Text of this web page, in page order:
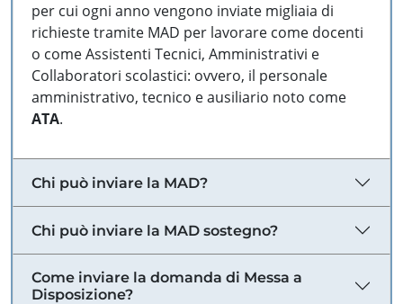
per cui ogni anno vengono inviate migliaia di
richieste tramite MAD per lavorare come docenti
o come Assistenti Tecnici, Amministrativi e
Collaboratori scolastici: ovvero, il personale
amministrativo, tecnico e ausiliario noto come
ATA.
Chi può inviare la MAD?
Chi può inviare la MAD sostegno?
Come inviare la domanda di Messa a
Disposizione?